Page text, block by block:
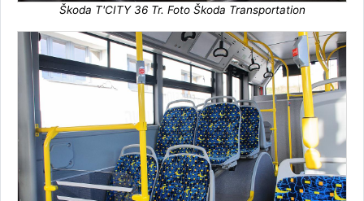
Škoda T'CITY 36 Tr. Foto Škoda Transportation